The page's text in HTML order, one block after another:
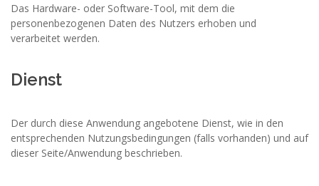
Das Hardware- oder Software-Tool, mit dem die
personenbezogenen Daten des Nutzers erhoben und
verarbeitet werden.
Dienst
Der durch diese Anwendung angebotene Dienst, wie in den
entsprechenden Nutzungsbedingungen (falls vorhanden) und auf
dieser Seite/Anwendung beschrieben.